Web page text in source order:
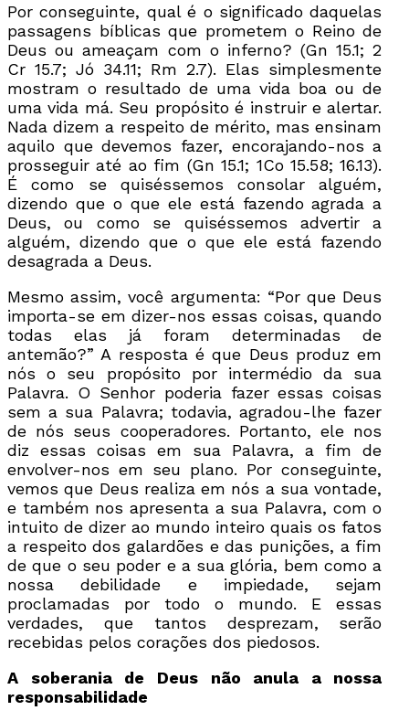
Por conseguinte, qual é o significado daquelas
passagens bíblicas que prometem o Reino de
Deus ou ameaçam com o inferno? (Gn 15.1; 2
Cr 15.7; Jó 34.11; Rm 2.7). Elas simplesmente
mostram o resultado de uma vida boa ou de
uma vida má. Seu propósito é instruir e alertar.
Nada dizem a respeito de mérito, mas ensinam
aquilo que devemos fazer, encorajando-nos a
prosseguir até ao fim (Gn 15.1; 1Co 15.58; 16.13).
É como se quiséssemos consolar alguém,
dizendo que o que ele está fazendo agrada a
Deus, ou como se quiséssemos advertir a
alguém, dizendo que o que ele está fazendo
desagrada a Deus.
Mesmo assim, você argumenta: “Por que Deus
importa-se em dizer-nos essas coisas, quando
todas elas já foram determinadas de
antemão?” A resposta é que Deus produz em
nós o seu propósito por intermédio da sua
Palavra. O Senhor poderia fazer essas coisas
sem a sua Palavra; todavia, agradou-lhe fazer
de nós seus cooperadores. Portanto, ele nos
diz essas coisas em sua Palavra, a fim de
envolver-nos em seu plano. Por conseguinte,
vemos que Deus realiza em nós a sua vontade,
e também nos apresenta a sua Palavra, com o
intuito de dizer ao mundo inteiro quais os fatos
a respeito dos galardões e das punições, a fim
de que o seu poder e a sua glória, bem como a
nossa debilidade e impiedade, sejam
proclamadas por todo o mundo. E essas
verdades, que tantos desprezam, serão
recebidas pelos corações dos piedosos.
A soberania de Deus não anula a nossa
responsabilidade